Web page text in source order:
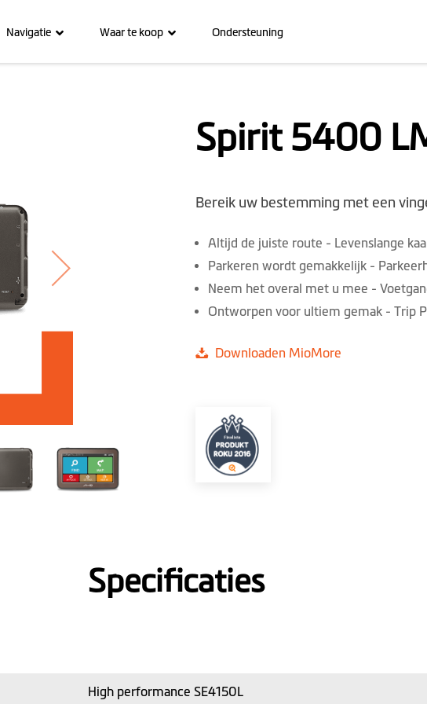
Navigatie Waar te koop Ondersteuning
Spirit 5400
Bereik uw bestemming met een
Altijd de juiste route - Levenslange
Parkeren wordt gemakkelijk -
Neem het overal met u mee -
Ontworpen voor ultiem gemak - Trip
Downloaden MioMore
Specificaties
High performance SE4150L